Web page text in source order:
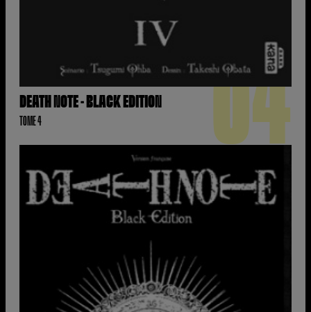
DEATH NOTE - BLACK EDITION
TOME 4 04